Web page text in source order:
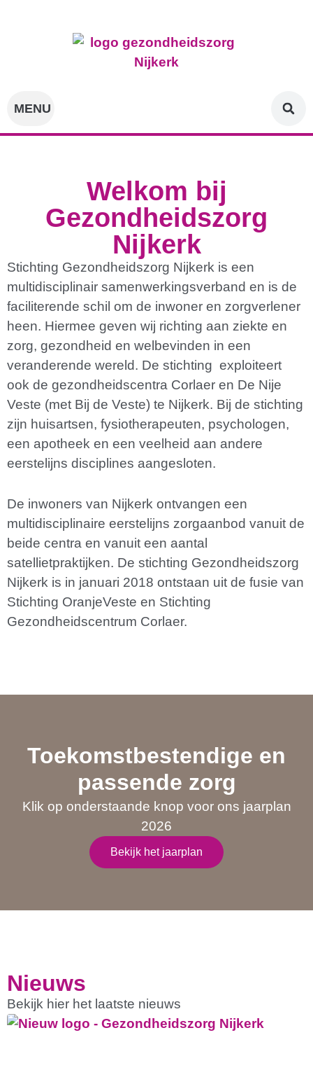
Welkom bij
Gezondheidszorg
Nijkerk
Stichting Gezondheidszorg Nijkerk is een
multidisciplinair samenwerkingsverband en is de
faciliterende schil om de inwoner en zorgverlener
heen. Hiermee geven wij richting aan ziekte en
zorg, gezondheid en welbevinden in een
veranderende wereld. De stichting exploiteert
ook de gezondheidscentra Corlaer en De Nije
Veste (met Bij de Veste) te Nijkerk. Bij de stichting
zijn huisartsen, fysiotherapeuten, psychologen,
een apotheek en een veelheid aan andere
eerstelijns disciplines aangesloten.
De inwoners van Nijkerk ontvangen een
multidisciplinaire eerstelijns zorgaanbod vanuit de
beide centra en vanuit een aantal
satellietpraktijken. De stichting Gezondheidszorg
Nijkerk is in januari 2018 ontstaan uit de fusie van
Stichting OranjeVeste en Stichting
Gezondheidscentrum Corlaer.
Toekomstbestendige en
passende zorg
Klik op onderstaande knop voor ons jaarplan
2026
Bekijk het jaarplan
Nieuws
Bekijk hier het laatste nieuws